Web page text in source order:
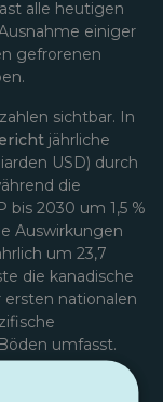
alle heutigen
einiger
gefrorenen
sichtbar. In
jährliche
USD) durch
die
bis 2030 um 1,5 %
Auswirkungen
um 23,7
die kanadische
ersten nationalen
umfasst.